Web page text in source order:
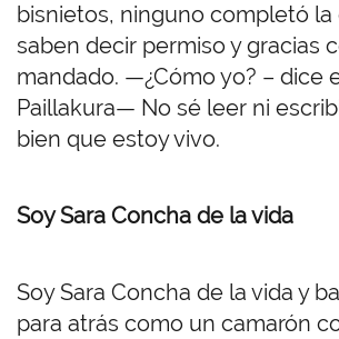
bisnietos, ninguno completó la
saben decir permiso y gracias
mandado. —¿Cómo yo? – dice
Paillakura— No sé leer ni
bien que estoy vivo.
Soy Sara Concha de la vida
Soy Sara Concha de la vida y
para atrás como un camarón